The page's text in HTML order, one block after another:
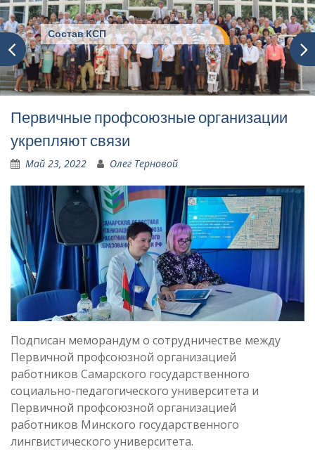
Состав КСП
Первичные профсоюзные организации
укрепляют связи
Май 23, 2022 Олег Терновой
Подписан меморандум о сотрудничестве между
Первичной профсоюзной организацией
работников Самарского государственного
социально-педагогического университета и
Первичной профсоюзной организацией
работников Минского государственного
лингвистического университета.